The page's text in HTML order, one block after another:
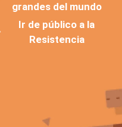
grandes del mundo
Ir de público a la
Resistencia